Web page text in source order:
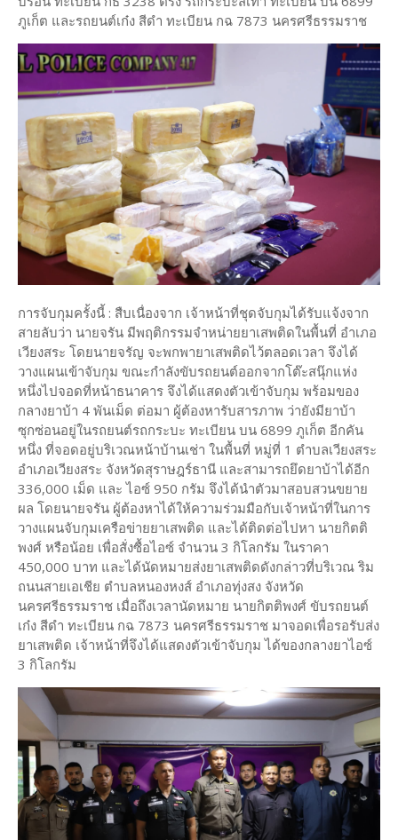
ภูเก็ต และรถยนต์เก๋ง สีดำ ทะเบียน กฉ 7873 นครศรีธรรมราช
การจับกุมครั้งนี้ : สืบเนื่องจาก เจ้าหน้าที่ชุดจับกุมได้รับแจ้งจาก
สายลับว่า นายจรัน มีพฤติกรรมจำหน่ายยาเสพติดในพื้นที่ อำเภอ
เวียงสระ โดยนายจรัญ จะพกพายาเสพติดไว้ตลอดเวลา จึงได้
วางแผนเข้าจับกุม ขณะกำลังขับรถยนต์ออกจากโต๊ะสนุ๊กแห่ง
หนึ่งไปจอดที่หน้าธนาคาร จึงได้แสดงตัวเข้าจับกุม พร้อมของ
กลางยาบ้า 4 พันเม็ด ต่อมา ผู้ต้องหารับสารภาพ ว่ายังมียาบ้า
ซุกซ่อนอยู่ในรถยนต์รถกระบะ ทะเบียน บน 6899 ภูเก็ต อีกคัน
หนึ่ง ที่จอดอยู่บริเวณหน้าบ้านเช่า ในพื้นที่ หมู่ที่ 1 ตำบลเวียงสระ
อำเภอเวียงสระ จังหวัดสุราษฎร์ธานี และสามารถยึดยาบ้าได้อีก
336,000 เม็ด และ ไอซ์ 950 กรัม จึงได้นำตัวมาสอบสวนขยาย
ผล โดยนายจรัน ผู้ต้องหาได้ให้ความร่วมมือกับเจ้าหน้าที่ในการ
วางแผนจับกุมเครือข่ายยาเสพติด และได้ติดต่อไปหา นายกิตติ
พงศ์ หรือน้อย เพื่อสั่งซื้อไอซ์ จำนวน 3 กิโลกรัม ในราคา
450,000 บาท และได้นัดหมายส่งยาเสพติดดังกล่าวที่บริเวณ ริม
ถนนสายเอเชีย ตำบลหนองหงส์ อำเภอทุ่งสง จังหวัด
นครศรีธรรมราช เมื่อถึงเวลานัดหมาย นายกิตติพงศ์ ขับรถยนต์
เก๋ง สีดำ ทะเบียน กฉ 7873 นครศรีธรรมราช มาจอดเพื่อรอรับส่ง
ยาเสพติด เจ้าหน้าที่จึงได้แสดงตัวเข้าจับกุม ได้ของกลางยาไอซ์
3 กิโลกรัม